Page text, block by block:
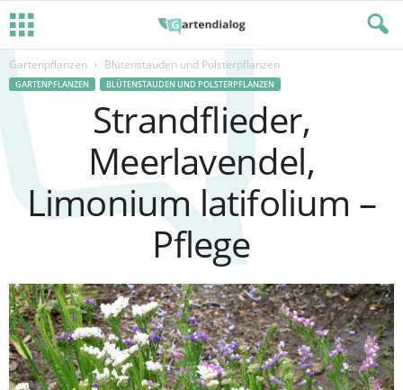
Gartenpflanzen Blütenstauden und Polsterpflanzen
GARTENPFLANZEN BLÜTENSTAUDEN UND POLSTERPFLANZEN
Strandflieder,
Meerlavendel,
Limonium latifolium –
Pflege